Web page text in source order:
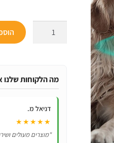
כמות
מכשיר
נביחות
מה הלקוחות שלנו
דניאל מ.
★★★★★
"מוצרים מעולים